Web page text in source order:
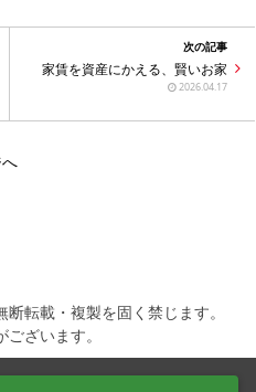
次の記事
家賃を資産にかえる、賢いお家
2026.04.17
転載・複製を固く禁じます。
ざいます。